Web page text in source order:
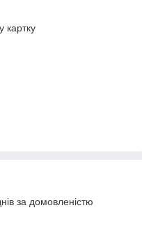
картку
за домовленістю